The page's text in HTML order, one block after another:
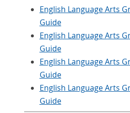
English Language Arts
Guide
English Language Arts
Guide
English Language Arts
Guide
English Language Arts
Guide